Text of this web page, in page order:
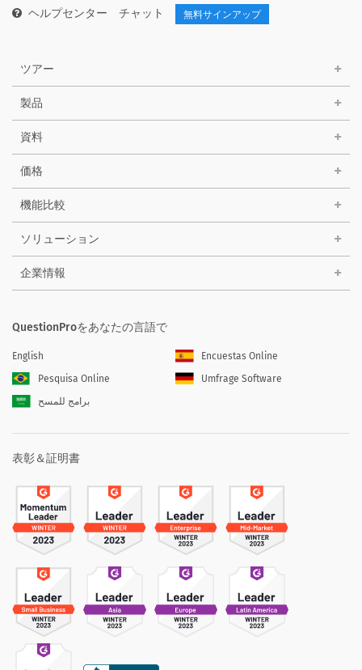
ヘルプセンター チャット 無料サインアップ
ツアー
製品
資料
価格
機能比較
ソリューション
企業情報
QuestionProをあなたの言語で
English
Encuestas Online
Pesquisa Online
Umfrage Software
برامج للمسح
表彰＆証明書